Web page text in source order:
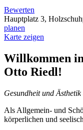
Bewerten
Hauptplatz 3,
planen
Karte zeigen
Willkommen
Otto Riedl!
Gesundheit und
Als Allgemein- und
körperlichen und